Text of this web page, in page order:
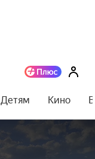
Детям Кино